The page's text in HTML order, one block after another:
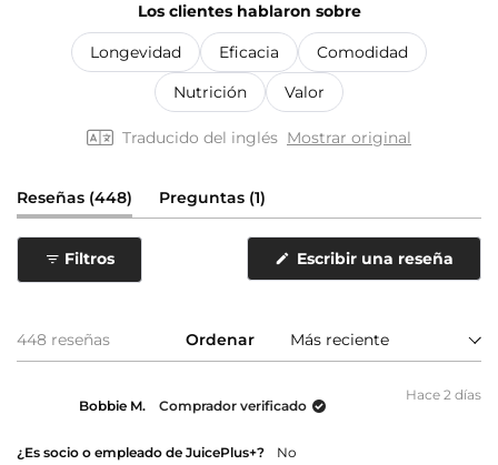
seleccionada
Los clientes hablaron sobre
Longevidad Eficacia
Comodidad
Nutrición
Valor
Traducido del inglés Mostrar original
Reseñas 448
(pestaña
expandida)
Preguntas 1
colapsada)
Filtros
Escribir una reseña
nueva
ventana)
448 reseñas Ordenar
Bobbie M. Comprador verificado
Hace 2 días
¿Es socio o empleado de JuicePlus+? No
Cargando...